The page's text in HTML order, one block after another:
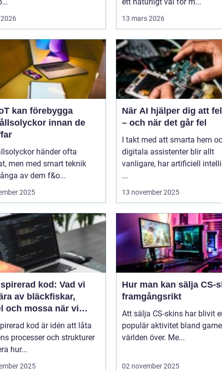
13 mars 2026
kan förebygga
innan de
händer ofta
men med smart teknik
av dem f&o...
2025
När AI hjälper dig att
– och när det går fel
I takt med att smarta hem
digitala assistenter blir allt
vanligare, har artificiell
...
13 november 2025
kod: Vad vi
av bläckfiskar,
och mossa när vi
nya system
kod är idén att låta
processer och strukturer
hur...
2025
Hur man kan sälja CS-
framgångsrikt
Att sälja CS-skins har blivit
populär aktivitet bland
världen över. Me...
02 november 2025